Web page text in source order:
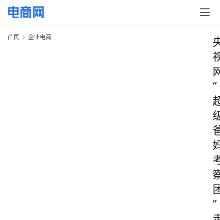
首页 企业电商
“
”